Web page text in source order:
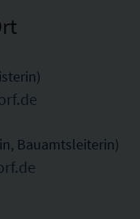
Bauamtsleiterin)